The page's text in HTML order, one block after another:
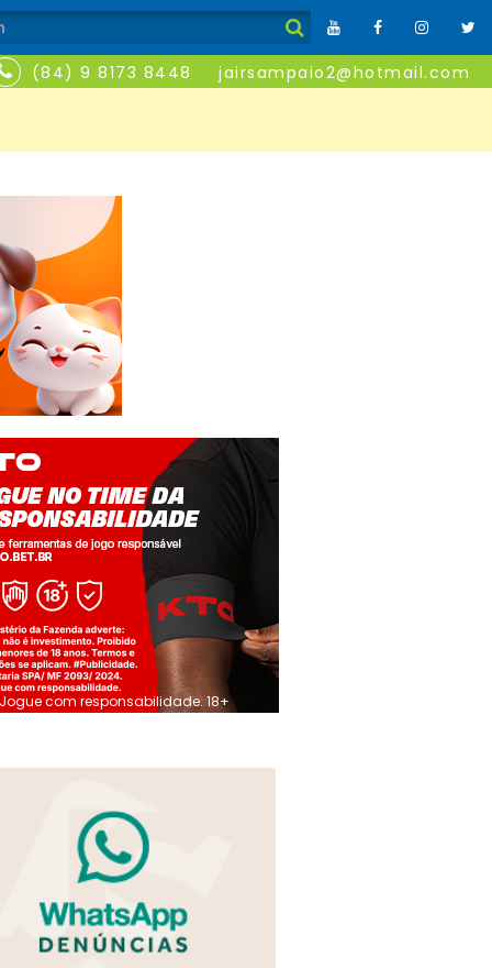
(84) 9 8173 8448 jairsampaio2@hotmail.com
Jogue com responsabilidade. 18+